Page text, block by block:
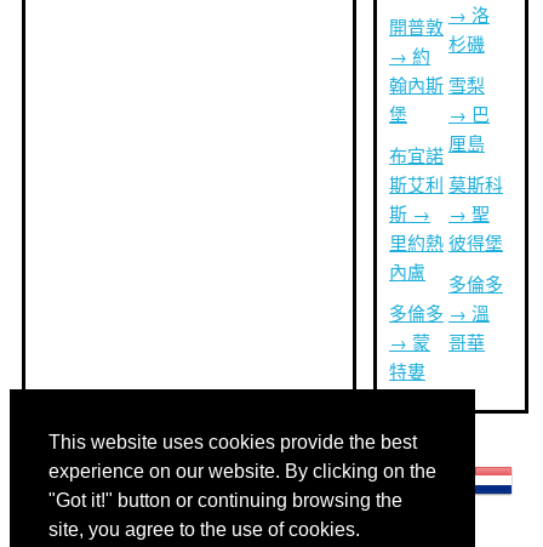
This website uses cookies provide the best
experience on our website. By clicking on the
"Got it!" button or continuing browsing the
site, you agree to the use of cookies.
開普敦
→ 約
翰內斯
堡
布宜諾
斯艾利
斯 →
里約熱
內盧
多倫多
→ 蒙
特婁
→ 洛
杉磯
雪梨
→ 巴
厘島
莫斯科
→ 聖
彼得堡
多倫多
→ 溫
哥華
其他語言: